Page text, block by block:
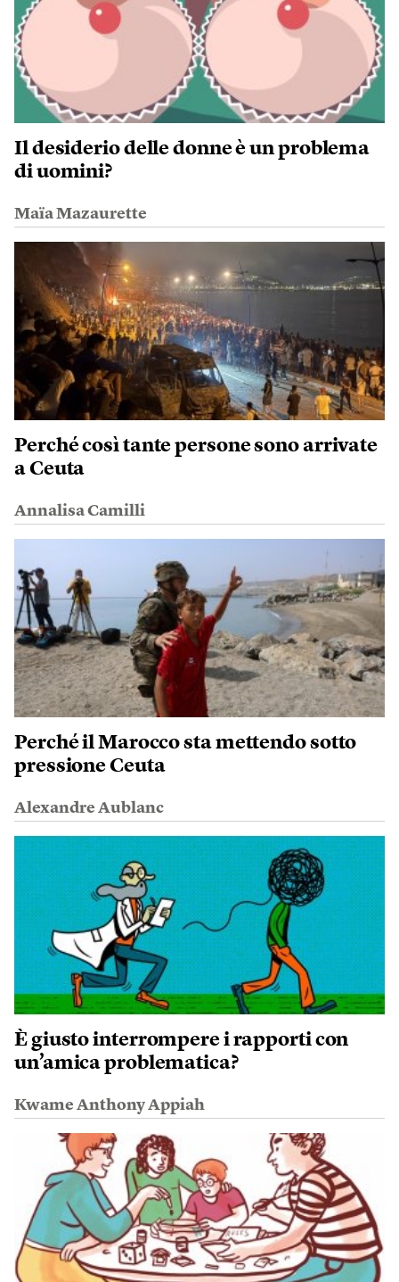
Il desiderio delle donne è un problema
di uomini?
Maïa Mazaurette
Perché così tante persone sono arrivate
a Ceuta
Annalisa Camilli
Perché il Marocco sta mettendo sotto
pressione Ceuta
Alexandre Aublanc
È giusto interrompere i rapporti con
un’amica problematica?
Kwame Anthony Appiah